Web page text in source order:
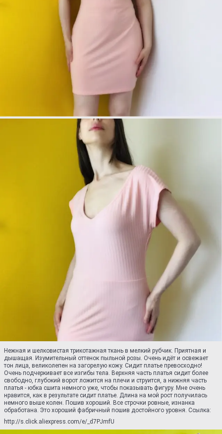
Нежная и шелковистая трикотажная ткань в мелкий рубчик. Приятная и
дышащая. Изумительный оттенок пыльной розы. Очень идёт и освежает
тон лица, великолепен на загорелую кожу. Сидит платье превосходно!
Очень подчеркивает все изгибы тела. Верхняя часть платья сидит более
свободно, глубокий ворот ложится на плечи и струится, а нижняя часть
платья - юбка сшита немного уже, чтобы показывать фигуру. Мне очень
нравится, как в результате сидит платье. Длина на мой рост получилась
немного выше колен. Пошив хороший. Все строчки ровные, изнанка
обработана. Это хороший фабричный пошив достойного уровня. Ссылка:
http://s.click.aliexpress.com/e/_d7PJmfU